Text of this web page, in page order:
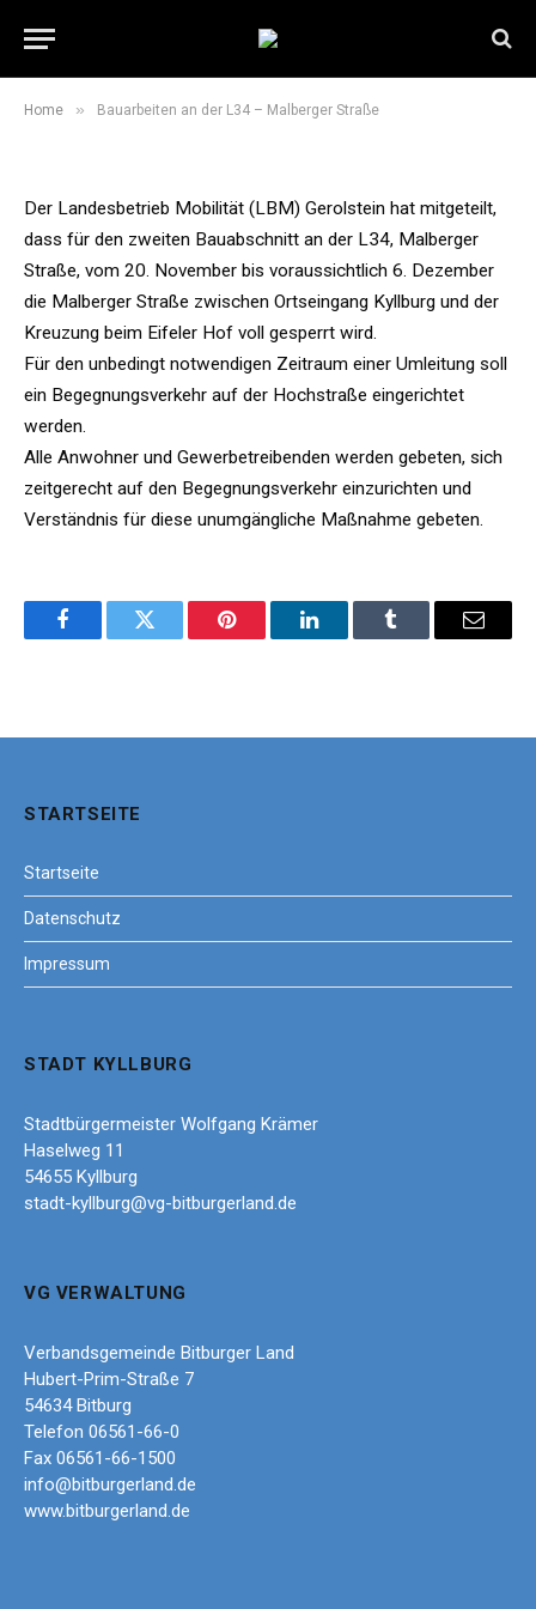
Home » Bauarbeiten an der L34 – Malberger Straße
Malberger Straße
Der Landesbetrieb Mobilität (LBM) Gerolstein hat mitgeteilt,
dass für den zweiten Bauabschnitt an der L34, Malberger
Straße, vom 20. November bis voraussichtlich 6. Dezember
die Malberger Straße zwischen Ortseingang Kyllburg und der
Kreuzung beim Eifeler Hof voll gesperrt wird.
Für den unbedingt notwendigen Zeitraum einer Umleitung soll
ein Begegnungsverkehr auf der Hochstraße eingerichtet
werden.
Alle Anwohner und Gewerbetreibenden werden gebeten, sich
zeitgerecht auf den Begegnungsverkehr einzurichten und
Verständnis für diese unumgängliche Maßnahme gebeten.
FacebookTwitter Pinterest LinkedInTumblr Email
STARTSEITE
Startseite
Datenschutz
Impressum
STADT KYLLBURG
Stadtbürgermeister Wolfgang Krämer
Haselweg 11
54655 Kyllburg
stadt-kyllburg@vg-bitburgerland.de
VG VERWALTUNG
Verbandsgemeinde Bitburger Land
Hubert-Prim-Straße 7
54634 Bitburg
Telefon 06561-66-0
Fax 06561-66-1500
info@bitburgerland.de
www.bitburgerland.de